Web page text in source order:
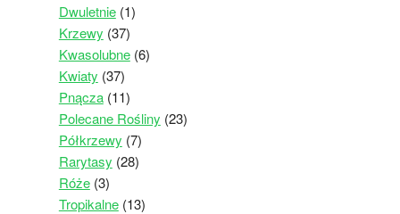
Dwuletnie(1)
Krzewy (37)
Kwasolubne(6)
Kwiaty (37)
Pnącza(11)
Polecane Rośliny (23)
Półkrzewy (7)
Rarytasy (28)
Róże(3)
Tropikalne(13)